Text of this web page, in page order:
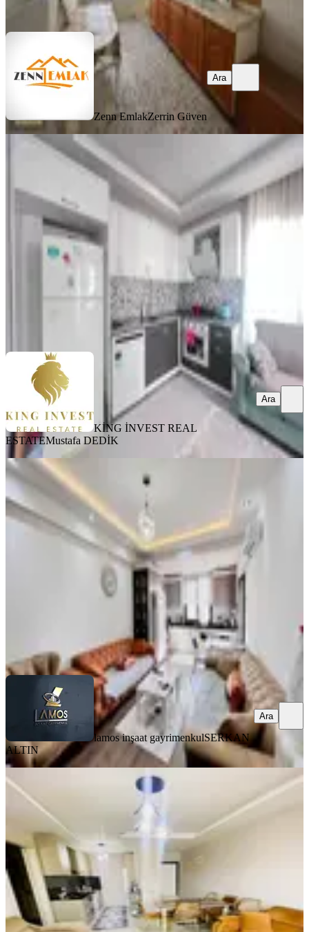
Zenn EmlakZerrin Güven
Ara
King' Den Genel İskanlı, Yukarı
Alata'da 1+1 Eşyalı Satılık Daire **
Erdemli, Alata Mahallesi
1+1· ·3. Kat 06.08.2026
2.290.000 ₺
KİNG İNVEST REAL ESTATE Mustafa DEDİK
KİNG İNVEST REAL
ESTATEMustafa DEDİK
Ara
YENİ
Kat Mülkiyeti İskanlı Full Eşyalı
Geniş 1+1 2 Cepheli Havuzlu
Erdemli, Arpaçbahşiş Mahallesi
1+1
60 m²·5. Kat·06.08.2026
2.650.000 ₺
SERKAN ALTIN
Ara
lamos inşaat gayrimenkulSERKAN
ALTIN
Ara
Erdemli Kocahasanlı Satılık 2+1 Sahil
Yakını Daire
Erdemli, Kocahasanlı Mahallesi
2+1
·100 m² 4. Kat
4.300.000 ₺